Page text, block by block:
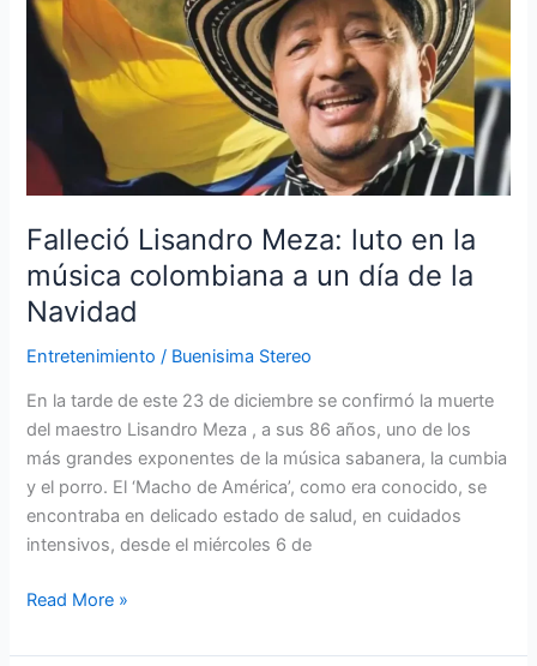
Falleció Lisandro Meza: luto en la
música colombiana a un día de la
Navidad
Entretenimiento / Buenisima Stereo
En la tarde de este 23 de diciembre se confirmó la muerte
del maestro Lisandro Meza , a sus 86 años, uno de los
más grandes exponentes de la música sabanera, la cumbia
y el porro. El ‘Macho de América’, como era conocido, se
encontraba en delicado estado de salud, en cuidados
intensivos, desde el miércoles 6 de
Meza:
luto
música
colombiana
día
de
la
Navidad
Read More »